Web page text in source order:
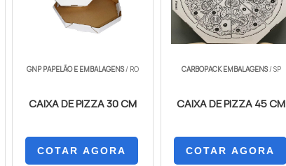
GNP PAPELÃO E EMBALAGENS/ RO
CAIXA DE PIZZA 30 CM
COTAR AGORA
CARBOPACK EMBALAGENS/ SP
CAIXA DE PIZZA 45 CM
COTAR AGORA